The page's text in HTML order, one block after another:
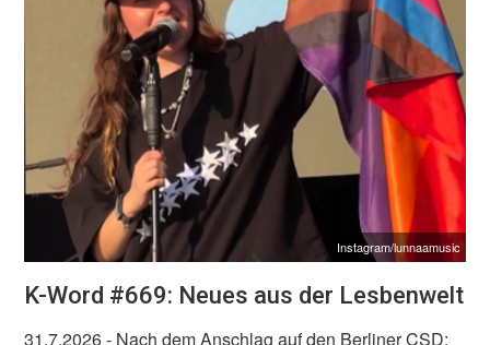
Instagram/lunnaamusic
K-Word #669: Neues aus der Lesbenwelt
31.7.2026- Nach dem Anschlag auf den Berliner CSD: